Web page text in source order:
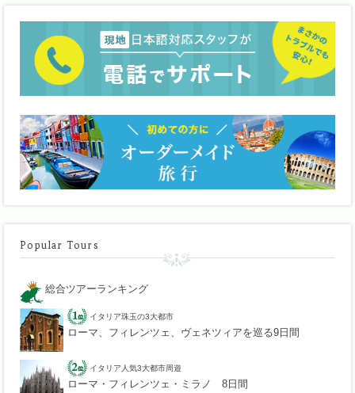
Popular Tours
総合ツアーランキング
イタリア珠玉の3大都市
ローマ、フィレンツェ、ヴェネツィアを巡る9日間
イタリア人気3大都市周遊
ローマ・フィレンツェ・ミラノ 8日間